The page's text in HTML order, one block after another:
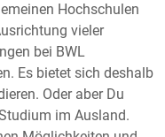
Hochschulen
vieler
bei BWL
Es bietet sich deshalb
Oder aber Du
im Ausland.